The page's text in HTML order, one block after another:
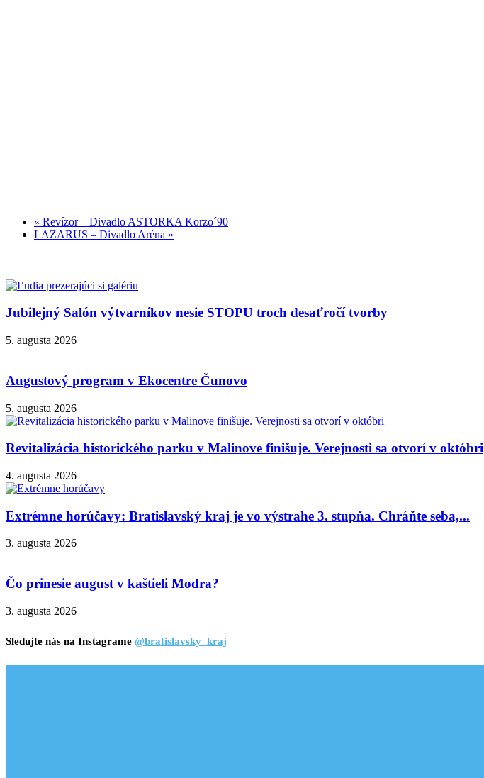
« Revízor – Divadlo ASTORKA Korzo´90
LAZARUS – Divadlo Aréna »
Jubilejný Salón výtvarníkov nesie STOPU troch desaťročí tvorby
5. augusta 2026
Augustový program v Ekocentre Čunovo
5. augusta 2026
Revitalizácia historického parku v Malinove finišuje. Verejnosti sa otvorí v októbri
4. augusta 2026
Extrémne horúčavy: Bratislavský kraj je vo výstrahe 3. stupňa. Chráňte seba,...
3. augusta 2026
Čo prinesie august v kaštieli Modra?
3. augusta 2026
Sledujte nás na Instagrame @bratislavsky_kraj